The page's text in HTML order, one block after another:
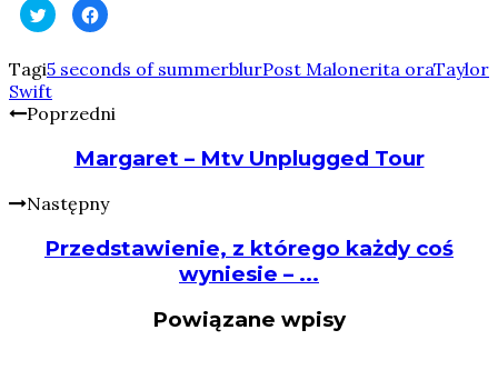
Click
to
share
Twitter
(Opens
in
new
window)
Click
to
Facebook
(Opens
new
window)
Tagi5 seconds of summerblurPost Malonerita oraTaylor
Swift
Poprzedni
Margaret – Mtv Unplugged Tour
Następny
Przedstawienie, z którego każdy coś
wyniesie – ...
Powiązane wpisy